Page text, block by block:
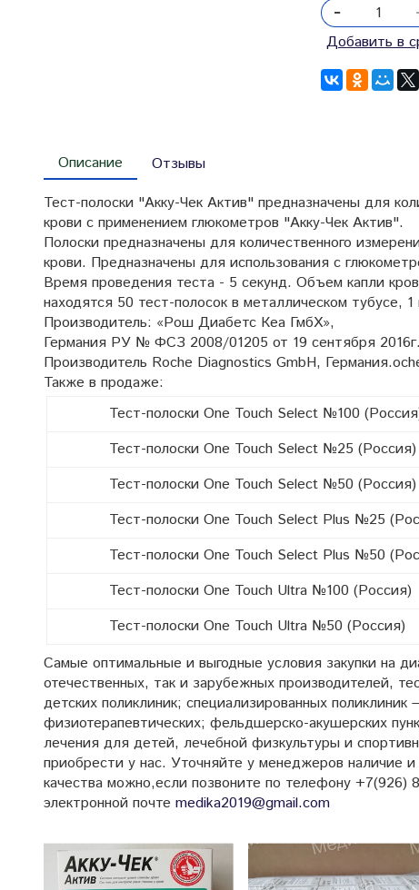
Добавить в
Описание
Тест-полоски "Акку-Чек Актив" предназначены для
крови с применением глюкометров "Акку-Чек Актив".
Полоски предназначены для количественного
крови. Предназначены для использования с
Время проведения теста - 5 секунд. Объем капли
находятся 50 тест-полосок в металлическом тубусе,
Производитель: «Рош Диабетс Кеа ГмбХ»,
Германия РУ № ФСЗ 2008/01205 от 19 сентября
Производитель Roche Diagnostics GmbH,
Также в продаже:
Тест-полоски One Touch Select №100
Тест-полоски One Touch Select №25 (Россия)
Тест-полоски One Touch Select №50 (Россия)
Тест-полоски One Touch Select Plus №25
Тест-полоски One Touch Select Plus №50
Тест-полоски One Touch Ultra №100 (Россия)
Тест-полоски One Touch Ultra №50 (Россия)
Самые оптимальные и выгодные условия закупки на
отечественных, так и зарубежных производителей,
детских поликлиник; специализированных
физиотерапевтических; фельдшерско-акушерских
лечения для детей, лечебной физкультуры и
приобрести у нас. Уточняйте у менеджеров наличие
качества можно,если позвоните по телефону
электронной почте medika2019@gmail.com
Отзывы